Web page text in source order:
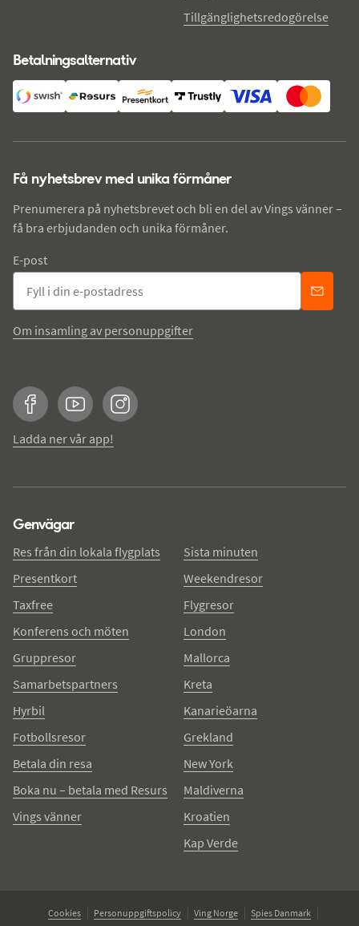
Tillgänglighetsredogörelse
Betalningsalternativ
Få nyhetsbrev med unika förmåner
Prenumerera på nyhetsbrevet och bli en del av Vings vänner –
få bra erbjudanden och unika förmåner.
E-post
Om insamling av personuppgifter
FacebookYouTubeInstagram
Ladda ner vår app!
Genvägar
Res från din lokala flygplats
Presentkort
Taxfree
Konferens och möten
Gruppresor
Samarbetspartners
Hyrbil
Fotbollsresor
Betala din resa
Boka nu – betala med Resurs
Vings vänner
Sista minuten
Weekendresor
Flygresor
London
Mallorca
Kreta
Kanarieöarna
Grekland
New York
Maldiverna
Kroatien
Kap Verde
Cookies Personuppgiftspolicy Ving Norge Spies Danmark